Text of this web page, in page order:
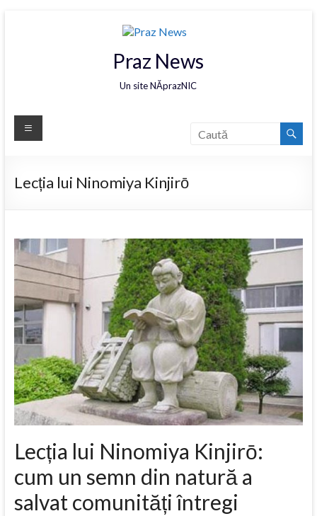
Praz News
Un site NĂprazNIC
Lecția lui Ninomiya Kinjirō
Lecția lui Ninomiya Kinjirō:
cum un semn din natură a
salvat comunități întregi